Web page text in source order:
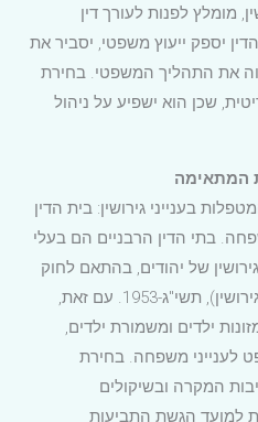
מומלץ לפנות לעורך דין
יספק ייעוץ משפטי, יסביר את
את התהליך המשפטי. בחירת
שכן הוא ישפיע על ניהול
בענייני גירושין: בית הדין
בתי הדין הרבניים הם בעלי
של יהודים, בהתאם לחוק
שיפוט בתי דין רבניים (נישואין וגירושין), תשי"ג-1953. עם זאת,
ילדים ומשמורת ילדים,
לענייני משפחה. בחירת
המקרה ובשיקולים
למועד הגשת התביעות